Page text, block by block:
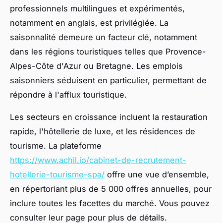
professionnels multilingues et expérimentés,
notamment en anglais, est privilégiée. La
saisonnalité demeure un facteur clé, notamment
dans les régions touristiques telles que Provence-
Alpes-Côte d'Azur ou Bretagne. Les emplois
saisonniers séduisent en particulier, permettant de
répondre à l'afflux touristique.
Les secteurs en croissance incluent la restauration
rapide, l'hôtellerie de luxe, et les résidences de
tourisme. La plateforme
https://www.achil.io/cabinet-de-recrutement-
hotellerie-tourisme-spa/ offre une vue d’ensemble,
en répertoriant plus de 5 000 offres annuelles, pour
inclure toutes les facettes du marché. Vous pouvez
consulter leur page pour plus de détails.